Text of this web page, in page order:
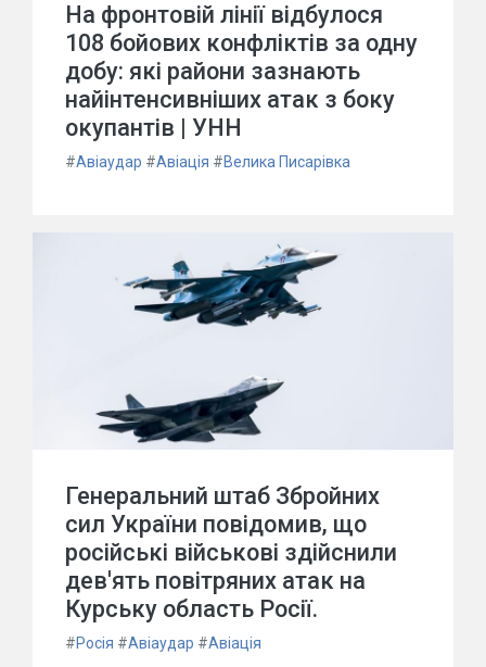
На фронтовій лінії відбулося
108 бойових конфліктів за одну
добу: які райони зазнають
найінтенсивніших атак з боку
окупантів | УНН
#Авіаудар #Авіація #Велика Писарівка
Генеральний штаб Збройних
сил України повідомив, що
російські військові здійснили
дев'ять повітряних атак на
Курську область Росії.
#Росія #Авіаудар #Авіація